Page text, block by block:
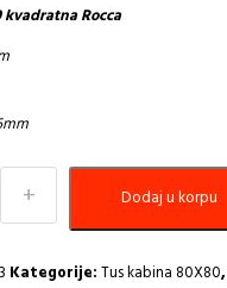
kvadratna Rocca
Dodaj u korpu
Kategorije:Tus kabina 80X80,